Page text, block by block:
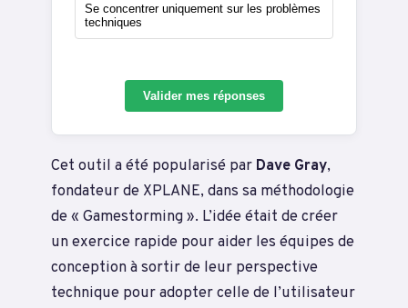
Se concentrer uniquement sur les problèmes
techniques
Valider mes réponses
Cet outil a été popularisé par Dave Gray,
fondateur de XPLANE, dans sa méthodologie
de « Gamestorming ». L’idée était de créer
un exercice rapide pour aider les équipes de
conception à sortir de leur perspective
technique pour adopter celle de l’utilisateur